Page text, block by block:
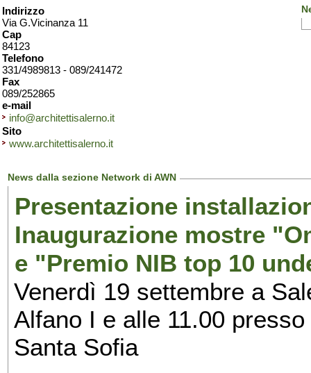
Indirizzo
Via G.Vicinanza 11
Cap
84123
Telefono
331/4989813 - 089/241472
Fax
089/252865
e-mail
info@architettisalerno.it
Sito
www.architettisalerno.it
News dalla sezione Network di AWN
Presentazione
Inaugurazione mostre
e "Premio NIB top 10
Venerdì 19 settembre a
Alfano I e alle 11.00
Santa Sofia